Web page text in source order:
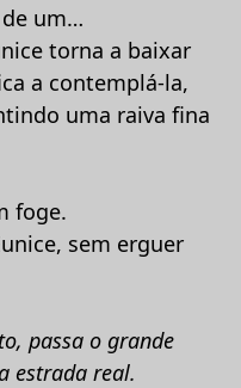
um…
torna a baixar
a contemplá-la,
uma raiva fina
foge.
sem erguer
passa o grande
estrada real.